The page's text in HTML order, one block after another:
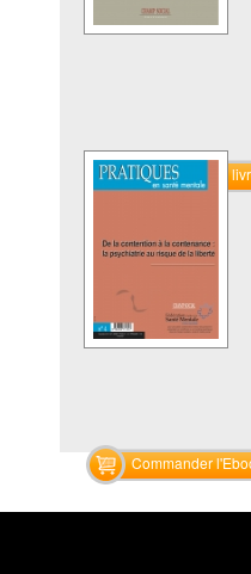
Commander le
Commander